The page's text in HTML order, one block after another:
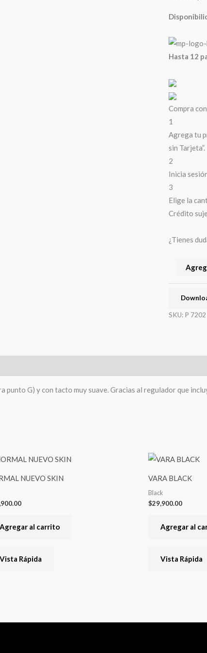
Hasta 12
Compra
1
Agrega tu
sin Tarjeta”.
2
Inicia
3
Elige la
Crédito
¿Tienes
SKU: P 7202
G) y con tacto muy suave. Gracias al regulador que
NUEVO SKIN
Agregar al carrito
Vista Rápida
VARA BLACK
Black
$29,900.00
Agregar al
Vista Rápida